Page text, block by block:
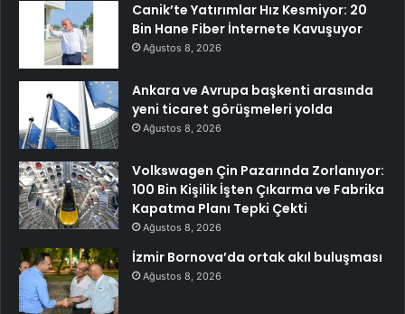
Canik’te Yatırımlar Hız Kesmiyor: 20
Bin Hane Fiber İnternete Kavuşuyor
Ağustos 8, 2026
Ankara ve Avrupa başkenti arasında
yeni ticaret görüşmeleri yolda
Ağustos 8, 2026
Volkswagen Çin Pazarında Zorlanıyor:
100 Bin Kişilik İşten Çıkarma ve Fabrika
Kapatma Planı Tepki Çekti
Ağustos 8, 2026
İzmir Bornova’da ortak akıl buluşması
Ağustos 8, 2026